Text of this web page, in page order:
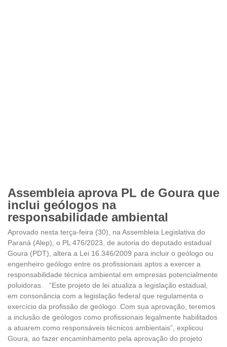
Assembleia aprova PL de Goura que
inclui geólogos na
responsabilidade ambiental
Aprovado nesta terça-feira (30), na Assembleia Legislativa do
Paraná (Alep), o PL 476/2023, de autoria do deputado estadual
Goura (PDT), altera a Lei 16.346/2009 para incluir o geólogo ou
engenheiro geólogo entre os profissionais aptos a exercer a
responsabilidade técnica ambiental em empresas potencialmente
poluidoras. “Este projeto de lei atualiza a legislação estadual,
em consonância com a legislação federal que regulamenta o
exercício da profissão de geólogo. Com sua aprovação, teremos
a inclusão de geólogos como profissionais legalmente habilitados
a atuarem como responsáveis técnicos ambientais”, explicou
Goura, ao fazer encaminhamento pela aprovação do projeto